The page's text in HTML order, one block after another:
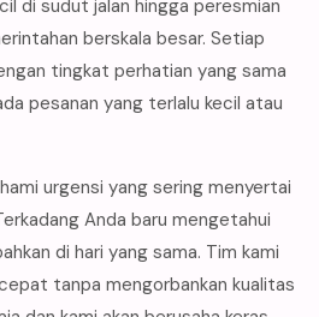
di sudut jalan hingga peresmian
berskala besar. Setiap
tingkat perhatian yang sama
pesanan yang terlalu kecil atau
urgensi yang sering menyertai
Anda baru mengetahui
di hari yang sama. Tim kami
tanpa mengorbankan kualitas